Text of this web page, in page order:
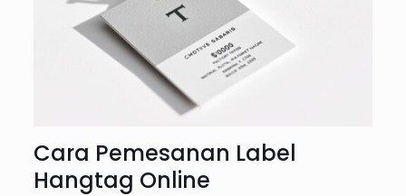
Cara Pemesanan Label
Hangtag Online